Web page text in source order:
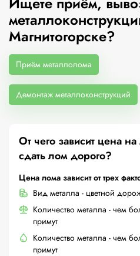
Магнитогорске?
Приём металлолома
Демонтаж металлоконструкций
От чего зависит цена
сдать лом дорого?
Цена лома зависит от трех
Вид металла - цветной
Количество металла - чем
примут
Количество металла - чем
примут